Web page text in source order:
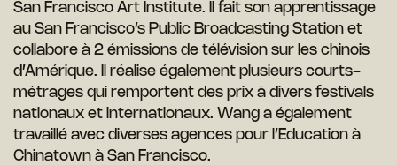
San Francisco Art Institute. Il fait son apprentissage
au San Francisco’s Public Broadcasting Station et
collabore à 2 émissions de télévision sur les chinois
d’Amérique. Il réalise également plusieurs courts-
métrages qui remportent des prix à divers festivals
nationaux et internationaux. Wang a également
travaillé avec diverses agences pour l’Education à
Chinatown à San Francisco.